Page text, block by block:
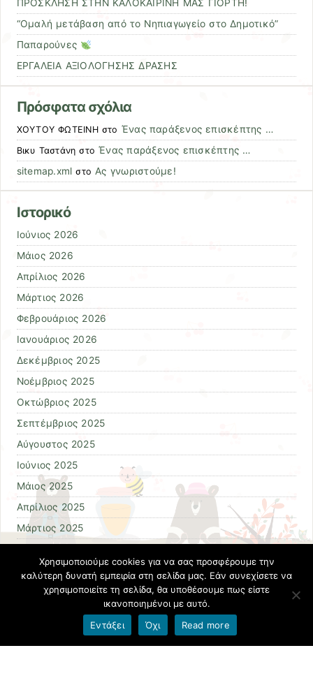
ΠΡΟΣΚΛΗΣΗ ΣΤΗΝ ΚΑΛΟΚΑΙΡΙΝΗ ΜΑΣ ΓΙΟΡΤΗ!
“Ομαλή μετάβαση από το Νηπιαγωγείο στο Δημοτικό”
Παπαρούνες
ΕΡΓΑΛΕΙΑ ΑΞΙΟΛΟΓΗΣΗΣ ΔΡΑΣΗΣ
Πρόσφατα σχόλια
ΧΟΥΤΟΥ ΦΩΤΕΙΝΗστο Ένας παράξενος επισκέπτης …
Βικυ Ταστάνη στοΈνας παράξενος επισκέπτης …
sitemap.xml στοΑς γνωριστούμε!
Ιστορικό
Ιούνιος 2026
Μάιος 2026
Απρίλιος 2026
Μάρτιος 2026
Φεβρουάριος 2026
Ιανουάριος 2026
Δεκέμβριος 2025
Νοέμβριος 2025
Οκτώβριος 2025
Σεπτέμβριος 2025
Αύγουστος 2025
Ιούνιος 2025
Μάιος 2025
Απρίλιος 2025
Μάρτιος 2025
Ιανουάριος 2025
Δεκέμβριος 2024
Οκτώβριος 2024
Χρησιμοποιούμε cookies για να σας προσφέρουμε την
καλύτερη δυνατή εμπειρία στη σελίδα μας. Εάν συνεχίσετε να
χρησιμοποιείτε τη σελίδα, θα υποθέσουμε πως είστε
ικανοποιημένοι με αυτό.
Εντάξει
Όχι Read more